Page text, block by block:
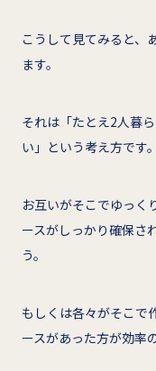
こうして見てみると、
ます。
それは「たとえ2人暮
い」という考え方です。
お互いがそこでゆっく
ースがしっかり確保さ
う。
もしくは各々がそこで
ースがあった方が効率